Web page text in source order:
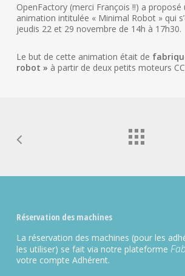
OpenFactory (merci François !!) a proposé
animation intitulée « Minimal Robot » qui
jeudis 22 et 29 novembre de 14h à 17h30.
Le but de cette animation était de
robot » à partir de deux petits moteurs CC
Réservation des machines
La réservation des machines (pour les
les utiliser) se fait via notre plateforme
votre compte Adhérent.